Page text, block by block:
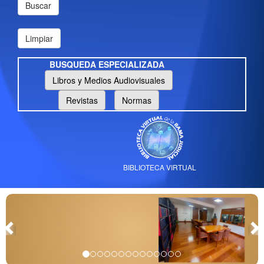
Buscar
Limpiar
BUSQUEDA ESPECIALIZADA
Libros y Medios Audiovisuales
Revistas
Normas
BIBLIOTECA VIRTUAL
Previous